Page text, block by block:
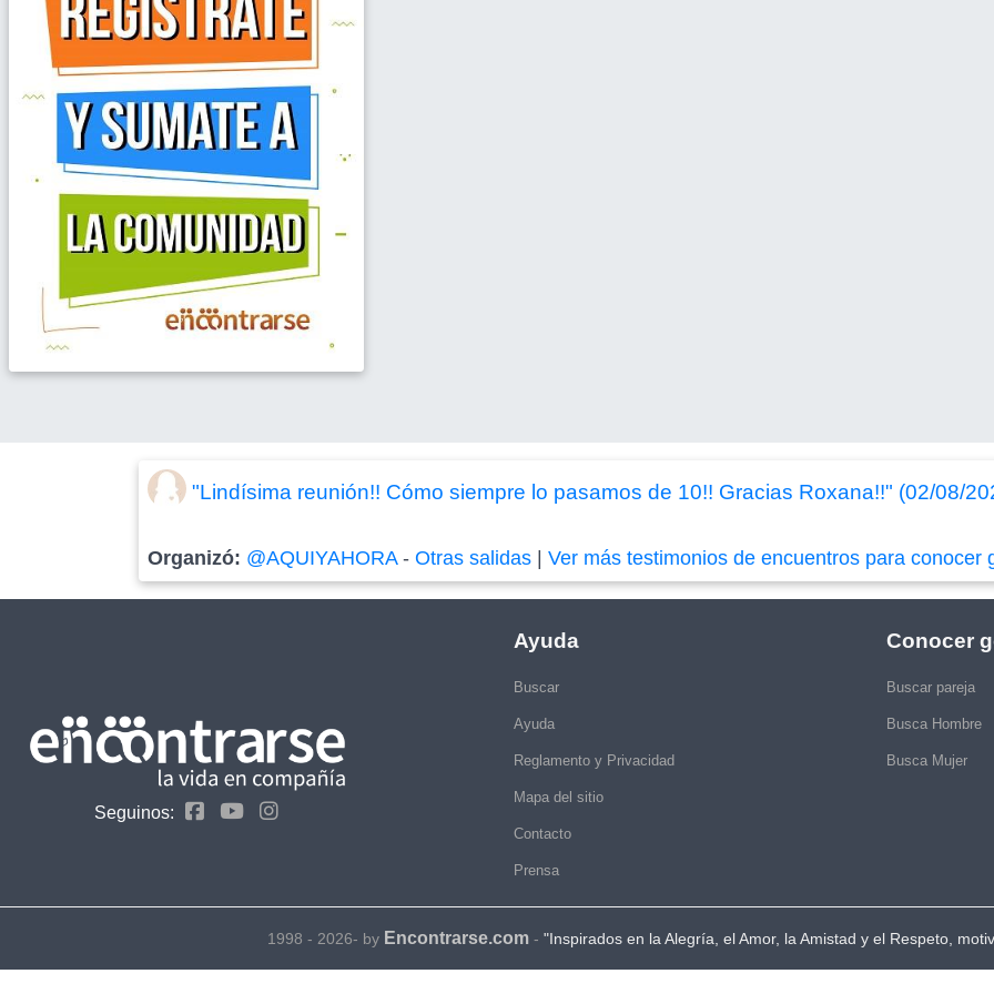
"Lindísima reunión!! Cómo siempre lo pasamos de 10!! Gracias Roxana!!" (02/08/
Organizó: @AQUIYAHORA-Otras salidas |Ver más testimonios de encuentros para conocer
Seguinos:
Ayuda
Buscar
Ayuda
Reglamento y Privacidad
Mapa del sitio
Contacto
Prensa
Conocer
Buscar pareja
Busca Hombre
Busca Mujer
1998 - 2026- by Encontrarse.com- "Inspirados en la Alegría, el Amor, la Amistad y el Respeto,